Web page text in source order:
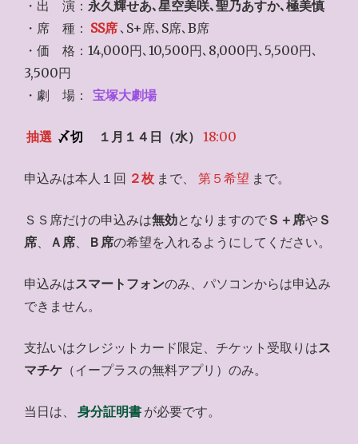
・出 演： 永久輝せあ､星空美咲､聖乃あすか､極美慎
・席 種： SS席 ､S+席､S席､B席
・価 格：14,000円､10,500円､8,000円､5,500円､
3,500円
・劇 場：
宝塚大劇場
抽選 〆切 １月１４日（水） 18:00
申込みは本人１回 ２枚 まで、 第５希望 まで。
ＳＳ席だけの申込みは無効となりますのでＳ＋席やＳ
席、 Ａ席、 Ｂ席の希望を入れるようにしてください。
申込みはスマートフォンのみ、パソコンからは申込み
できません。
支払いはクレジットカード限定、チケット受取りはス
マチケ （イープラスの無料アプリ）のみ。
当日は、 身分証明書 が必要です。